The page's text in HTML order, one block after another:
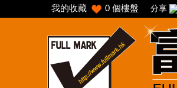
我的收藏 0 個樓盤 分享